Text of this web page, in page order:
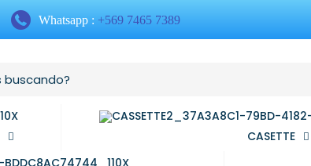
Whatsapp : +569 7465 7389
CASETTE